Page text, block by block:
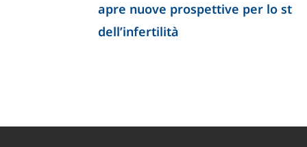
apre nuove prospettive per lo studio
dell’infertilità